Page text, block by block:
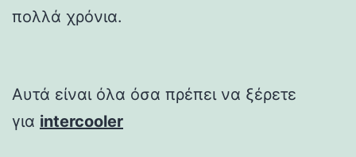
πολλά χρόνια.
Αυτά είναι όλα όσα πρέπει να ξέρετε
για intercooler